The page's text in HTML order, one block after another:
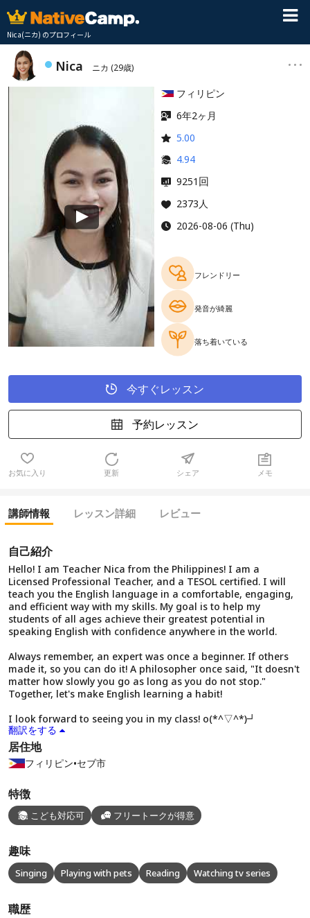
Nica(ニカ) のプロフィール
Nica ニカ (29歳)
フィリピン
6年2ヶ月
5.00
4.94
9251 回
2373人
2026-08-06 (Thu)
フレンドリー
発音が綺麗
落ち着いている
今すぐレッスン
予約レッスン
お気に入り 更新 シェア メモ
講師情報 レッスン詳細 レビュー
自己紹介
Hello! I am Teacher Nica from the Philippines! I am a
Licensed Professional Teacher, and a TESOL certified. I will
teach you the English language in a comfortable, engaging,
and efficient way with my skills. My goal is to help my
students of all ages achieve their greatest potential in
speaking English with confidence anywhere in the world.
Always remember, an expert was once a beginner. If others
made it, so you can do it! A philosopher once said, "It doesn't
matter how slowly you go as long as you do not stop."
Together, let's make English learning a habit!
I look forward to seeing you in my class! o(*^▽^*)┛
翻訳をする
居住地
フィリピン•セブ市
特徴
こども対応可 フリートークが得意
趣味
Singing Playing with pets Reading Watching tv series
職歴